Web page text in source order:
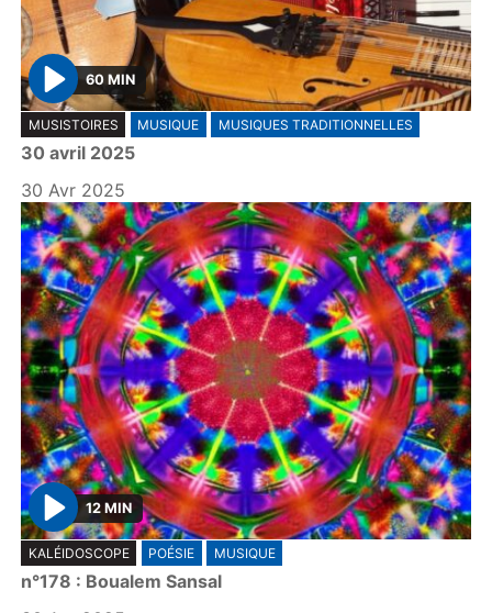
P
l
a
y
60 MIN
MUSISTOIRES MUSIQUE MUSIQUES TRADITIONNELLES
30 avril 2025
30 Avr 2025
P
l
a
12 MIN
KALÉIDOSCOPE POÉSIE MUSIQUE
n°178 : Boualem Sansal